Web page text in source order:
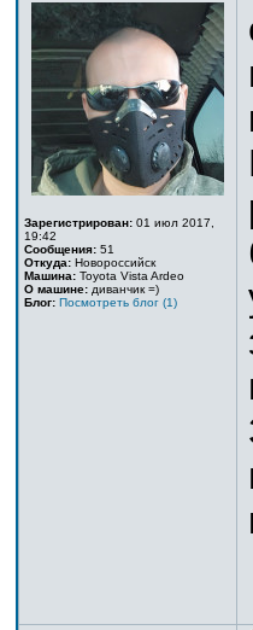
Зарегистрирован: 01 июл 2017,
19:42
Сообщения: 51
Откуда: Новороссийск
Машина: Toyota Vista Ardeo
О машине: диванчик =)
Блог: Посмотреть блог (1)